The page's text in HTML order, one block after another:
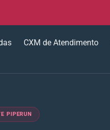
CXM de Atendimento
PIPERUN